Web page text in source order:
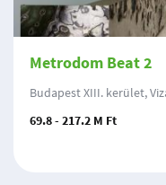
Metrodom Beat 2
Budapest XIII. kerület,
69.8 - 217.2 M Ft